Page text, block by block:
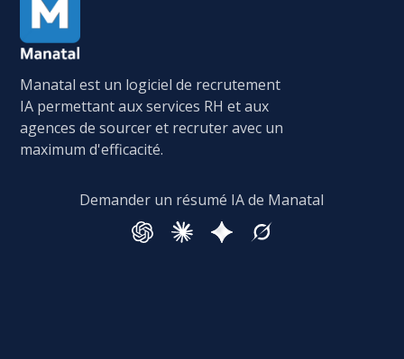
Manatal est un logiciel de recrutement
IA permettant aux services RH et aux
agences de sourcer et recruter avec un
maximum d'efficacité.
Demander un résumé IA de Manatal